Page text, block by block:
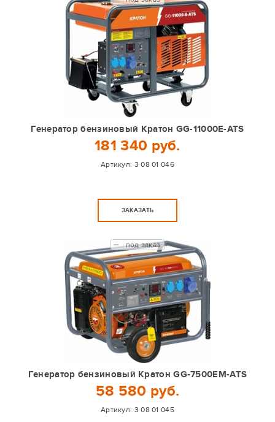
Генератор бензиновый Кратон GG-11000E-ATS
181 340 руб.
Артикул: 3 08 01 046
ЗАКАЗАТЬ
Генератор бензиновый Кратон GG-7500EM-ATS
58 580 руб.
Артикул: 3 08 01 045
под заказ